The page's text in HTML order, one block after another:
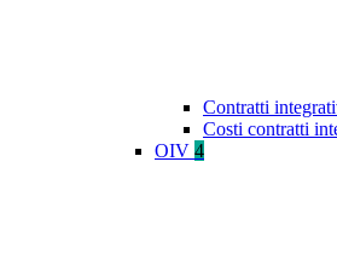
Contratti
Costi contratti
OIV 4